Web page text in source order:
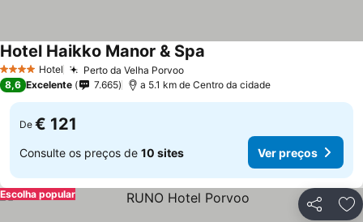
4 EstrelasHotel Perto da Velha Porvoo
Hotel Haikko Manor & Spa
8,6 Excelente 7.665 a 5.1 km de Centro da cidade
De € 121
Consulte os preços de 10 sites Ver preços
Partilhar
Escolha popular